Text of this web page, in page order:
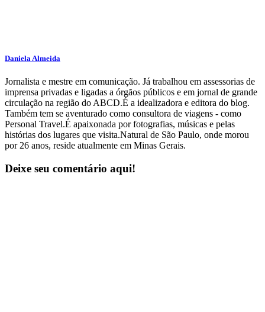
Daniela Almeida
Jornalista e mestre em comunicação. Já trabalhou em assessorias de
imprensa privadas e ligadas a órgãos públicos e em jornal de grande
circulação na região do ABCD.É a idealizadora e editora do blog.
Também tem se aventurado como consultora de viagens - como
Personal Travel.É apaixonada por fotografias, músicas e pelas
histórias dos lugares que visita.Natural de São Paulo, onde morou
por 26 anos, reside atualmente em Minas Gerais.
Deixe seu comentário aqui!